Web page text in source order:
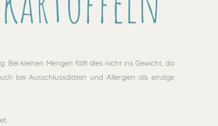
Bei kleinen Mengen fällt dies nicht ins Gewicht, da
bei Ausschlussdiäten und Allergien als einzige